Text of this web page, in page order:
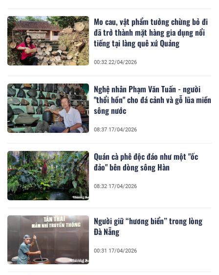
Mo cau, vật phẩm tưởng chừng bỏ đi
đã trở thành mặt hàng gia dụng nổi
tiếng tại làng quê xứ Quảng
00:32 22/04/2026
Nghệ nhân Phạm Văn Tuấn - người
"thổi hồn" cho đá cảnh và gỗ lũa miền
sông nước
08:37 17/04/2026
Quán cà phê độc đáo như một "ốc
đảo" bên dòng sông Hàn
08:32 17/04/2026
Người giữ “hương biển” trong lòng
Đà Nẵng
00:31 17/04/2026